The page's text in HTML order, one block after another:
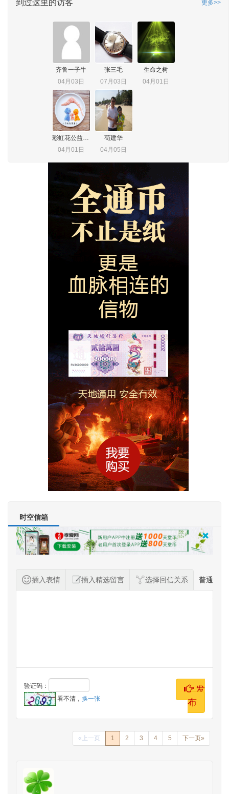
到过这里的访客 更多>>
齐鲁一子牛
04月03日
张三毛
07月03日
生命之树
04月01日
彩虹花公益小书房
04月01日
苟建华
04月05日
时空信箱
插入表情 插入精选留言 选择回信关系 普通
纪念者留言
验证码：
看不清， 换一张
发
布
«上一页 1 2 3 4 5 下一页»